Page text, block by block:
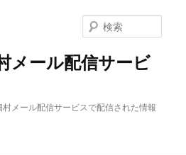
メール配信サービ
メール配信サービスで配信された情報
索